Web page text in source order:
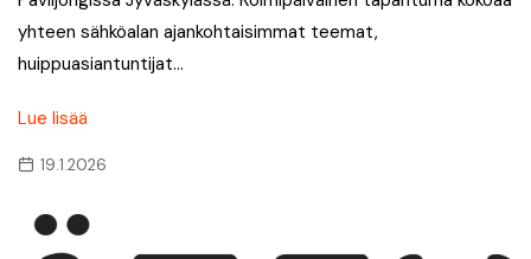
yhteen sähköalan ajankohtaisimmat teemat,
huippuasiantuntijat…
Lue lisää
19.1.2026